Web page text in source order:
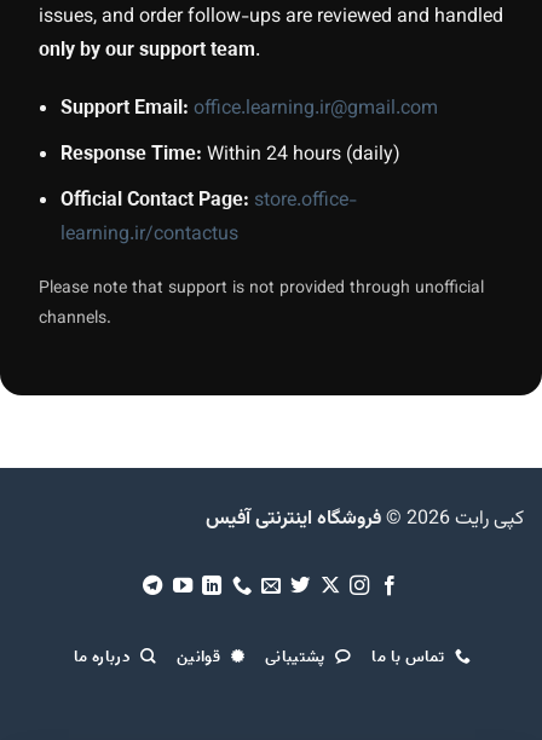
issues, and order follow-ups are reviewed and handled
only by our support team.
Support Email: office.learning.ir@gmail.com
Response Time: Within 24 hours (daily)
Official Contact Page: store.office-
learning.ir/contactus
Please note that support is not provided through unofficial
channels.
کپی رایت 2026 © فروشگاه اینترنتی آفیس
تماس با ما پشتیبانی قوانین درباره ما